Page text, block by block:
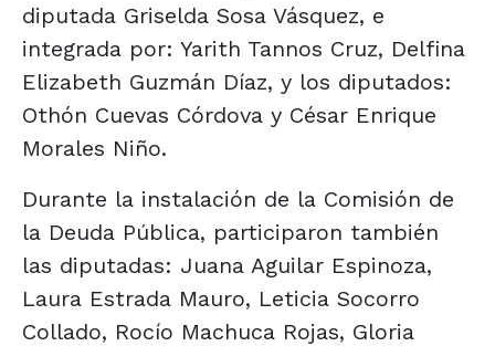
diputada Griselda Sosa Vásquez, e
integrada por: Yarith Tannos Cruz, Delfina
Elizabeth Guzmán Díaz, y los diputados:
Othón Cuevas Córdova y César Enrique
Morales Niño.
Durante la instalación de la Comisión de
la Deuda Pública, participaron también
las diputadas: Juana Aguilar Espinoza,
Laura Estrada Mauro, Leticia Socorro
Collado, Rocío Machuca Rojas, Gloria